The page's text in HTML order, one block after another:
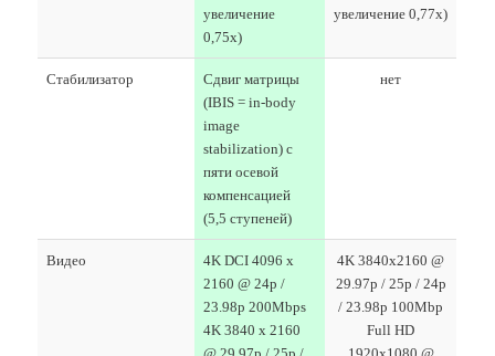
увеличение
0,75х)
увеличение 0,77х)
Стабилизатор
Сдвиг матрицы
(IBIS = in-body
image
stabilization) с
пяти осевой
компенсацией
(5,5 ступеней)
нет
Видео
4K DCI 4096 x
2160 @ 24p /
23.98p 200Mbps
4K 3840 x 2160
4K 3840x2160 @
29.97p / 25p / 24p
/ 23.98p 100Mbp
Full HD